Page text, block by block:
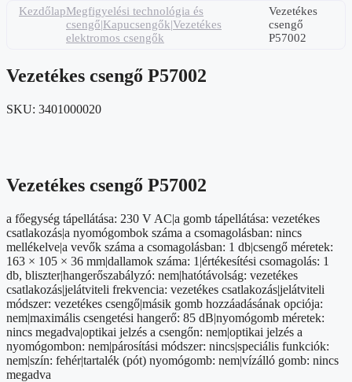
KezdőlapMegfigyelési technológia és
csengő|Kapucsengők|Vezetékes
elektromos csengők
Vezetékes
csengő
P57002
Vezetékes csengő P57002
SKU: 3401000020
Vezetékes csengő P57002
a főegység tápellátása: 230 V AC|a gomb tápellátása: vezetékes
csatlakozás|a nyomógombok száma a csomagolásban: nincs
mellékelve|a vevők száma a csomagolásban: 1 db|csengő méretek:
163 × 105 × 36 mm|dallamok száma: 1|értékesítési csomagolás: 1
db, bliszter|hangerőszabályzó: nem|hatótávolság: vezetékes
csatlakozás|jelátviteli frekvencia: vezetékes csatlakozás|jelátviteli
módszer: vezetékes csengő|másik gomb hozzáadásának opciója:
nem|maximális csengetési hangerő: 85 dB|nyomógomb méretek:
nincs megadva|optikai jelzés a csengőn: nem|optikai jelzés a
nyomógombon: nem|párosítási módszer: nincs|speciális funkciók:
nem|szín: fehér|tartalék (pót) nyomógomb: nem|vízálló gomb: nincs
megadva